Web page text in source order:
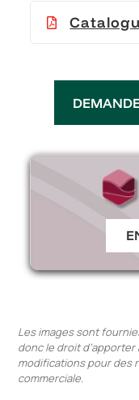
Les images sont
donc le droit
modifications pour des
commerciale.